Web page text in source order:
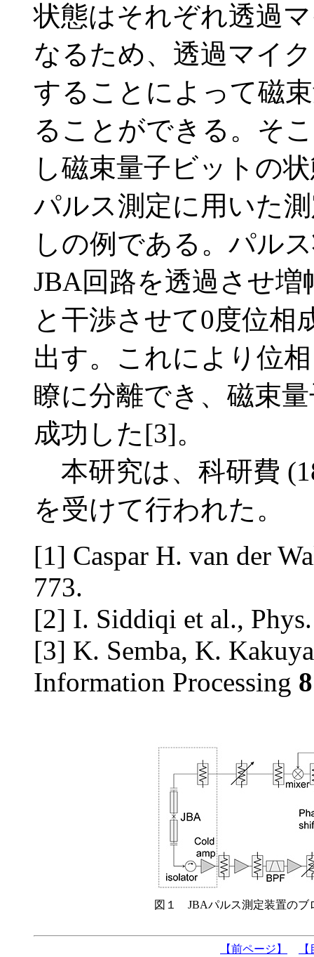
状態はそれぞれ透過
なるため、透過マイ
することによって磁
ることができる。そ
し磁束量子ビットの
パルス測定に用いた
しの例である。パル
JBA回路を透過させ
と干渉させて0度位相
出す。これにより位
瞭に分離でき、磁束
成功した[3]。
本研究は、科研費
を受けて行われた。
[1] Caspar H. van der
773.
[2] I. Siddiqi et al.,
[3] K. Semba, K.
Information Processing 8
図１ JBAパルス測定装置のブ
【前ページ】